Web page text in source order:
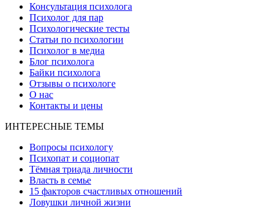
Консультация психолога
Психолог для пар
Психологические тесты
Статьи по психологии
Психолог в медиа
Блог психолога
Байки психолога
Отзывы о психологе
О нас
Контакты и цены
ИНТЕРЕСНЫЕ ТЕМЫ
Вопросы психологу
Психопат и социопат
Тёмная триада личности
Власть в семье
15 факторов счастливых отношений
Ловушки личной жизни